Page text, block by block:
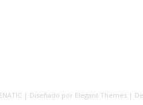
| Diseñado por Elegant Themes |